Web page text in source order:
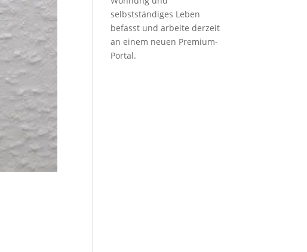
selbstständiges Leben
befasst und arbeite derzeit
an einem neuen Premium-
Portal.